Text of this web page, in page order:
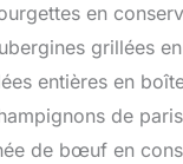
en
grillées
entières en
de
de bœuf en